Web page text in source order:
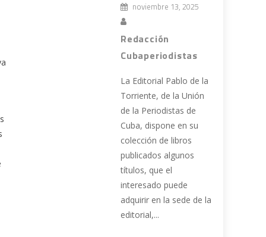
noviembre 13, 2025
Redacción
Cubaperiodistas
La Editorial Pablo de la
Torriente, de la Unión
de la Periodistas de
Cuba, dispone en su
colección de libros
publicados algunos
títulos, que el
interesado puede
adquirir en la sede de la
editorial,...